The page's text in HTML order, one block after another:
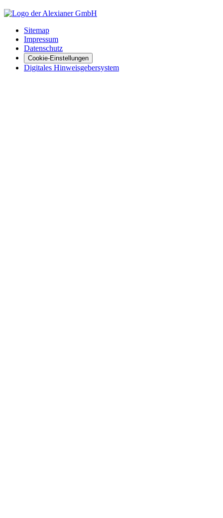
Sitemap
Impressum
Datenschutz
Cookie-Einstellungen
Digitales Hinweisgebersystem